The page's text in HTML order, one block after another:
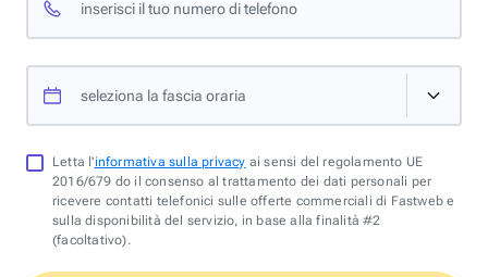
inserisci il tuo numero di telefono
seleziona la fascia oraria
Letta l'informativa sulla privacy ai sensi del regolamento UE
2016/679 do il consenso al trattamento dei dati personali per
ricevere contatti telefonici sulle offerte commerciali di Fastweb e
sulla disponibilità del servizio, in base alla finalità #2
(facoltativo).